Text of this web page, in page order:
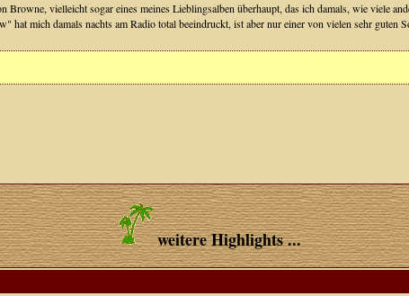
Browne, vielleicht sogar eines meines Lieblingsalben überhaupt, das ich damals, wie viele
hat mich damals nachts am Radio total beeindruckt, ist aber nur einer von vielen sehr guten
weitere Highlights ...